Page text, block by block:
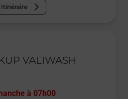
Itinéraire
VALIWASH
à 07h00